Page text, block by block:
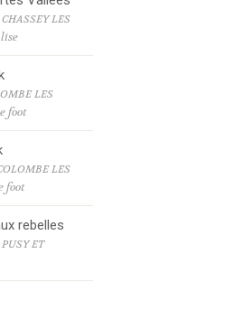
LES
LES
foot
LES
foot
rebelles
ET